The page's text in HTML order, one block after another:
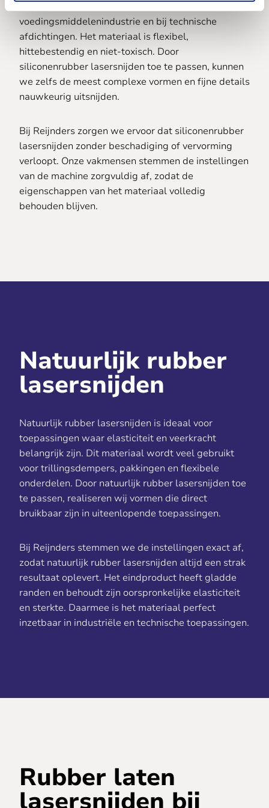
voedingsmiddelenindustrie en bij technische
afdichtingen. Het materiaal is flexibel,
hittebestendig en niet-toxisch. Door
siliconenrubber lasersnijden toe te passen, kunnen
we zelfs de meest complexe vormen en fijne details
nauwkeurig uitsnijden.
Bij Reijnders zorgen we ervoor dat siliconenrubber
lasersnijden zonder beschadiging of vervorming
verloopt. Onze vakmensen stemmen de instellingen
van de machine zorgvuldig af, zodat de
eigenschappen van het materiaal volledig
behouden blijven.
Natuurlijk rubber
lasersnijden
Natuurlijk rubber lasersnijden is ideaal voor
toepassingen waar elasticiteit en veerkracht
belangrijk zijn. Dit materiaal wordt veel gebruikt
voor trillingsdempers, pakkingen en flexibele
onderdelen. Door natuurlijk rubber lasersnijden toe
te passen, realiseren wij vormen die direct
bruikbaar zijn in uiteenlopende toepassingen.
Bij Reijnders stemmen we de instellingen exact af,
zodat natuurlijk rubber lasersnijden altijd een strak
resultaat oplevert. Het eindproduct heeft gladde
randen en behoudt zijn oorspronkelijke elasticiteit
en sterkte. Daarmee is het materiaal perfect
inzetbaar in industriële en technische toepassingen.
Rubber laten
lasersnijden bij